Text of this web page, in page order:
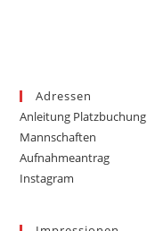
Adressen
Anleitung Platzbuchung
Mannschaften
Aufnahmeantrag
Instagram